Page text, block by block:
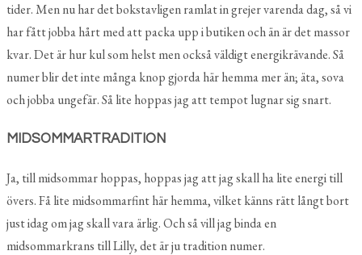
tider. Men nu har det bokstavligen ramlat in grejer varenda dag, så vi
har fått jobba hårt med att packa upp i butiken och än är det massor
kvar. Det är hur kul som helst men också väldigt energikrävande. Så
numer blir det inte många knop gjorda här hemma mer än; äta, sova
och jobba ungefär. Så lite hoppas jag att tempot lugnar sig snart.
MIDSOMMARTRADITION
Ja, till midsommar hoppas, hoppas jag att jag skall ha lite energi till
övers. Få lite midsommarfint här hemma, vilket känns rätt långt bort
just idag om jag skall vara ärlig. Och så vill jag binda en
midsommarkrans till Lilly, det är ju tradition numer.